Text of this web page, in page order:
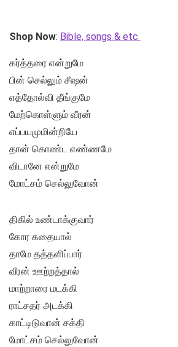
Shop Now: Bible, songs & etc
கர்த்தரை என்றுமே
பின் செல்லும் சீஷன்
எத்தோல்வி தீங்குமே
மேற்கொள்ளும் வீரன்
எப்பயமுமின்றியே
தான் கொண்ட எண்ணமே
விடானே என்றுமே
மோட்சம் செல்லுவோன்
திகில் உண்டாக்குவார்
கோர கதையால்
தாமே தத்தளிப்பார்
வீரன் ஊற்றத்தால்
மாற்றாரை மடக்கி
ராட்சதர் அடக்கி
காட்டிடுவான் சக்தி
மோட்சம் செல்லுவோன்